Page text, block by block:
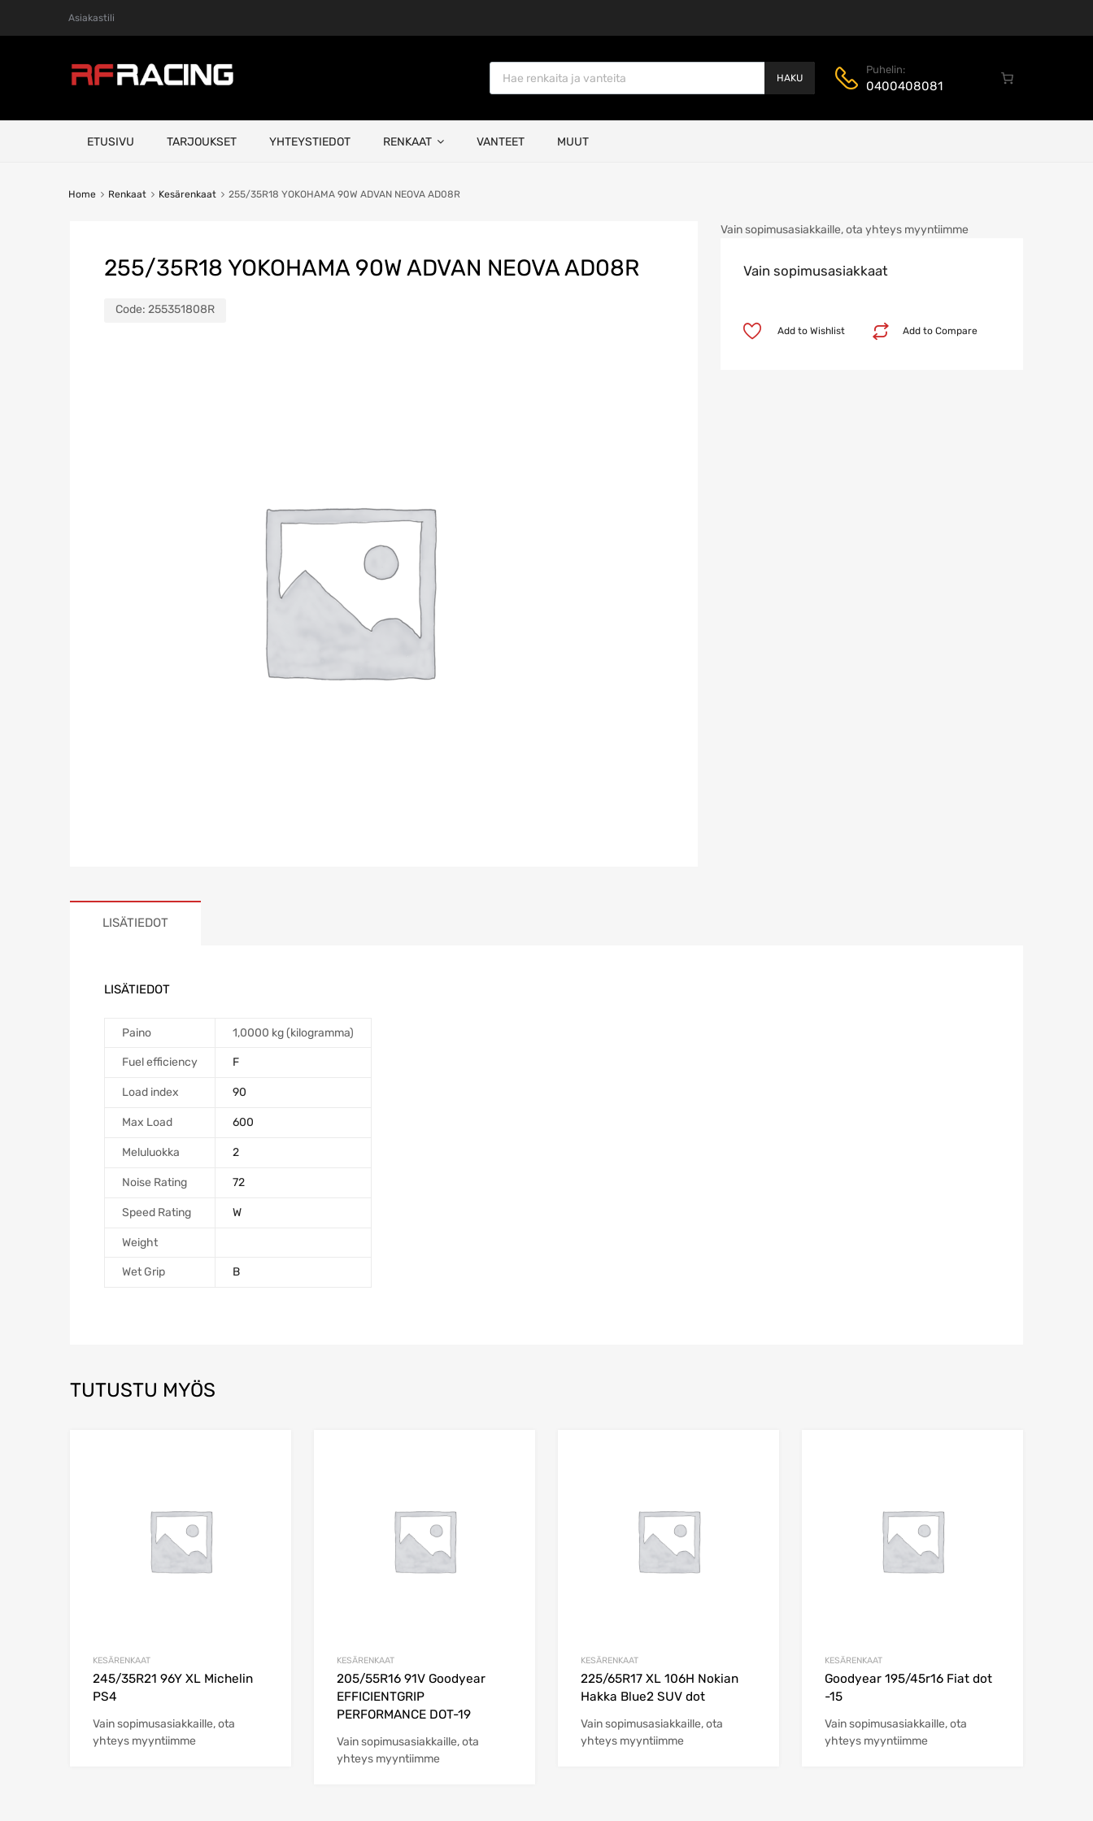
Asiakastili
Products search
HAKU
Puhelin:
0400408081
ETUSIVU TARJOUKSET YHTEYSTIEDOT RENKAAT VANTEET MUUT
Home Renkaat Kesärenkaat 255/35R18 YOKOHAMA 90W ADVAN NEOVA AD08R
255/35R18 YOKOHAMA 90W ADVAN NEOVA AD08R
Code: 255351808R
Vain sopimusasiakkaille, ota yhteys myyntiimme
Vain sopimusasiakkaat
Add to Compare
Add to Wishlist
LISÄTIEDOT
LISÄTIEDOT
Paino 1,0000 kg (kilogramma)
Fuel efficiency F
Load index 90
Max Load 600
Meluluokka 2
Noise Rating 72
Speed Rating W
Weight
Wet Grip B
TUTUSTU MYÖS
KESÄRENKAAT
245/35R21 96Y XL Michelin
PS4
Vain sopimusasiakkaille, ota
yhteys myyntiimme
KESÄRENKAAT
205/55R16 91V Goodyear
EFFICIENTGRIP
PERFORMANCE DOT-19
Vain sopimusasiakkaille, ota
yhteys myyntiimme
KESÄRENKAAT
225/65R17 XL 106H Nokian
Hakka Blue2 SUV dot
Vain sopimusasiakkaille, ota
yhteys myyntiimme
KESÄRENKAAT
Goodyear 195/45r16 Fiat dot
-15
Vain sopimusasiakkaille, ota
yhteys myyntiimme